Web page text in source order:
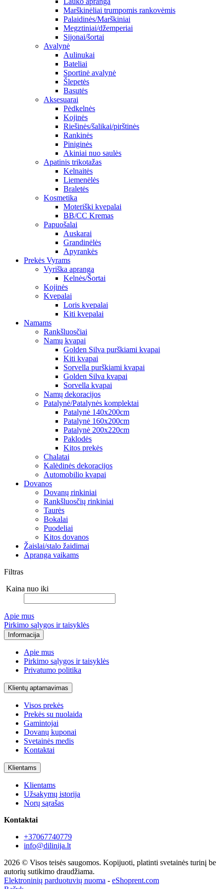
Marškinėliai trumpomis rankovėmis
Palaidinės/Marškiniai
Megztiniai/džemperiai
Sijonai/šortai
Avalynė
Aulinukai
Bateliai
Sportinė avalynė
Šlepetės
Basutės
Aksesuarai
Pėdkelnės
Kojinės
Riešinės/šalikai/pirštinės
Rankinės
Piniginės
Akiniai nuo saulės
Apatinis trikotažas
Kelnaitės
Liemenėlės
Braletės
Kosmetika
Moteriški kvepalai
BB/CC Kremas
Papuošalai
Auskarai
Grandinėlės
Apyrankės
Prekės Vyrams
Vyriška apranga
Kelnės/Šortai
Kojinės
Kvepalai
Loris kvepalai
Kiti kvepalai
Namams
Rankšluosčiai
Namų kvapai
Golden Silva purškiami kvapai
Kiti kvapai
Sorvella purškiami kvapai
Golden Silva kvapai
Sorvella kvapai
Namų dekoracijos
Patalynė/Patalynės komplektai
Patalynė 140x200cm
Patalynė 160x200cm
Patalynė 200x220cm
Paklodės
Kitos prekės
Chalatai
Kalėdinės dekoracijos
Automobilio kvapai
Dovanos
Dovanų rinkiniai
Rankšluosčių rinkiniai
Taurės
Bokalai
Puodeliai
Kitos dovanos
Žaislai/stalo žaidimai
Apranga vaikams
Filtras
Kaina nuo iki
Apie mus
Pirkimo sąlygos ir taisyklės
Informacija
Apie mus
Pirkimo sąlygos ir taisyklės
Privatumo politika
Klientų aptarnavimas
Visos prekės
Prekės su nuolaida
Gamintojai
Dovanų kuponai
Svetainės medis
Kontaktai
Klientams
Klientams
Užsakymų istorija
Norų sąrašas
Kontaktai
+37067740779
info@dilinija.lt
2026 © Visos teisės saugomos. Kopijuoti, platinti svetainės turinį be
autorių sutikimo draudžiama.
Elektroninių parduotuvių nuoma - eShoprent.com